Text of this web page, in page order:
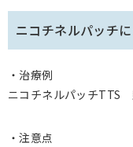
ニコチネルパッチ
・治療例
ニコチネルパッチTTS
・注意点